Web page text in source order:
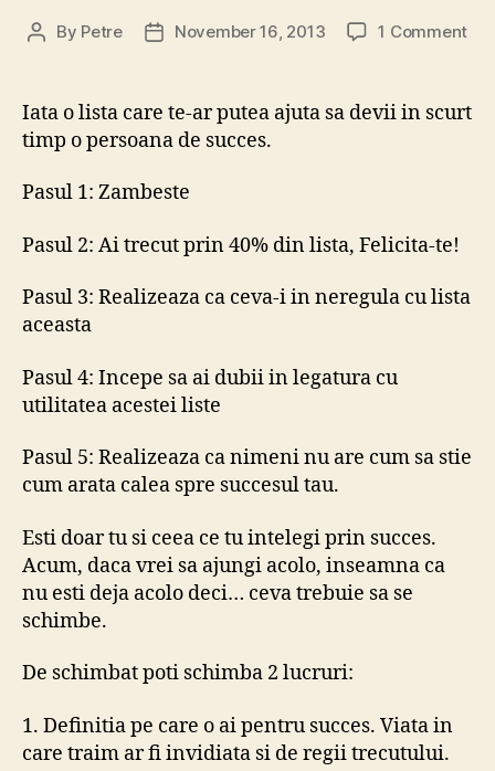
Post
By Petre
PostNovember 16, 2013 1 Commenton
Iata o lista care te-ar putea ajuta sa devii in scurt
timp o persoana de succes.
Pasul 1: Zambeste
Pasul 2: Ai trecut prin 40% din lista, Felicita-te!
Pasul 3: Realizeaza ca ceva-i in neregula cu lista
aceasta
Pasul 4: Incepe sa ai dubii in legatura cu
utilitatea acestei liste
Pasul 5: Realizeaza ca nimeni nu are cum sa stie
cum arata calea spre succesul tau.
Esti doar tu si ceea ce tu intelegi prin succes.
Acum, daca vrei sa ajungi acolo, inseamna ca
nu esti deja acolo deci… ceva trebuie sa se
schimbe.
De schimbat poti schimba 2 lucruri:
1. Definitia pe care o ai pentru succes. Viata in
care traim ar fi invidiata si de regii trecutului.